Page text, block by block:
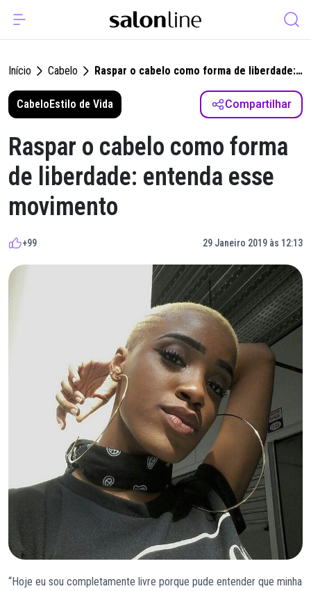
Início Cabelo
Raspar o cabelo como forma de liberdade:
entenda esse movimento
CabeloEstilo de Vida Compartilhar
Raspar o cabelo como forma
de liberdade: entenda esse
movimento
+99 29 Janeiro 2019 às 12:13
“Hoje eu sou completamente livre porque pude entender que minha